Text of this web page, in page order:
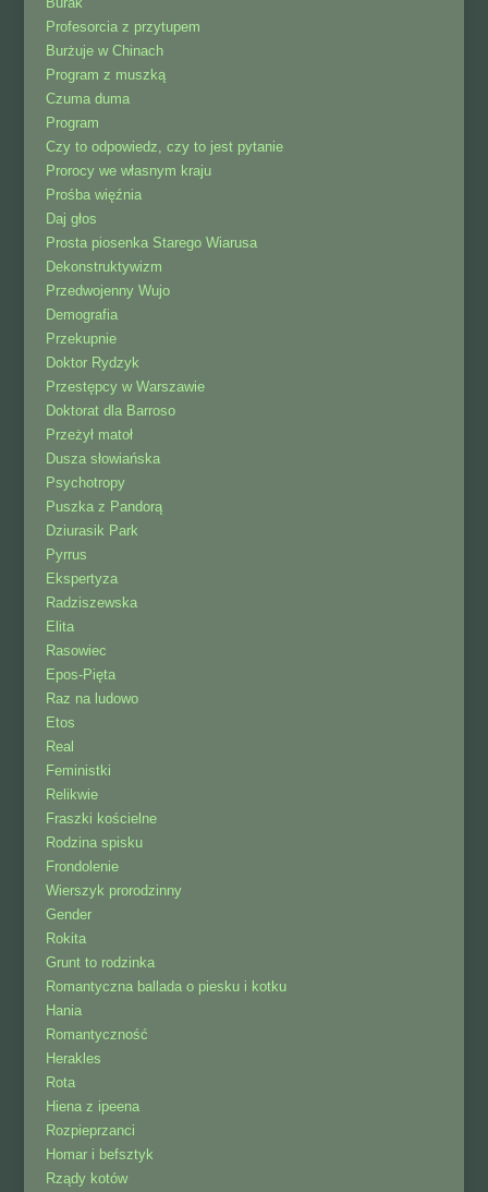
Profesorcia z przytupem
Burżuje w Chinach
Program z muszką
Czuma duma
Program
Czy to odpowiedz, czy to jest pytanie
Prorocy we własnym kraju
Prośba więźnia
Daj głos
Prosta piosenka Starego Wiarusa
Dekonstruktywizm
Przedwojenny Wujo
Demografia
Przekupnie
Doktor Rydzyk
Przestępcy w Warszawie
Doktorat dla Barroso
Przeżył matoł
Dusza słowiańska
Psychotropy
Puszka z Pandorą
Dziurasik Park
Pyrrus
Ekspertyza
Radziszewska
Elita
Rasowiec
Epos-Pięta
Raz na ludowo
Etos
Real
Feministki
Relikwie
Fraszki kościelne
Rodzina spisku
Frondolenie
Wierszyk prorodzinny
Gender
Rokita
Grunt to rodzinka
Romantyczna ballada o piesku i kotku
Hania
Romantyczność
Herakles
Rota
Hiena z ipeena
Rozpieprzanci
Homar i befsztyk
Rządy kotów